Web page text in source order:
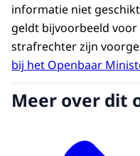
informatie niet
geldt bijvoorbeeld
strafrechter zijn
bij het Openbaar
Meer over dit